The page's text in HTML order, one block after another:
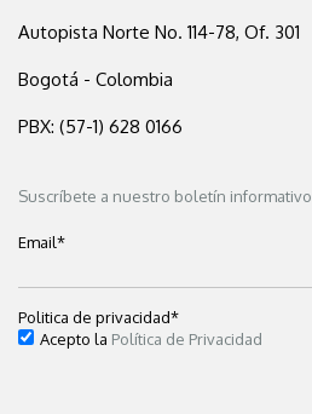
Autopista Norte No. 114-78, Of. 301
Bogotá - Colombia
PBX: (57-1) 628 0166
Suscríbete a nuestro boletín informativo
Email*
Politica de privacidad*
Acepto la Política de Privacidad